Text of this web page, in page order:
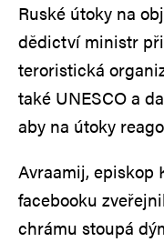
Ruské útoky na
dědictví ministr
teroristická
také UNESCO a
aby na útoky
Avraamij, episkop
facebooku
chrámu stoupá